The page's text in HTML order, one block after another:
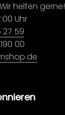
helfen gerne!
Uhr
27 59
00